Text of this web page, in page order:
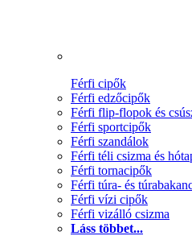
Férfi cipők
Férfi edzőcipők
Férfi flip-flopok és
Férfi sportcipők
Férfi szandálok
Férfi téli csizma és
Férfi tornacipők
Férfi túra- és
Férfi vízi cipők
Férfi vizálló csizma
Láss többet...